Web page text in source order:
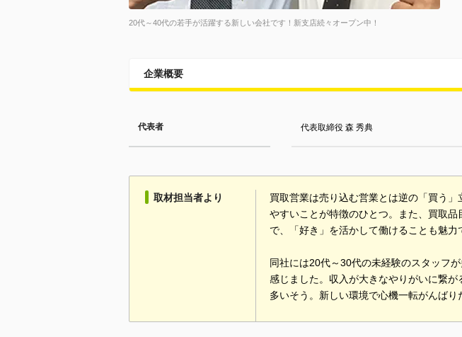
20代～40代の若手が活躍する新しい会社です！新支店続々オープン中！
企業概要
代表者 代表取締役 森 秀典
取材担当者より
買取営業は売り込む営業とは逆の「買う
やすいことが特徴のひとつ。また、買取
で、「好き」を活かして働けることも魅力
同社には20代～30代の未経験のスタッフ
感じました。収入が大きなやりがいに繋
多いそう。新しい環境で心機一転がんば